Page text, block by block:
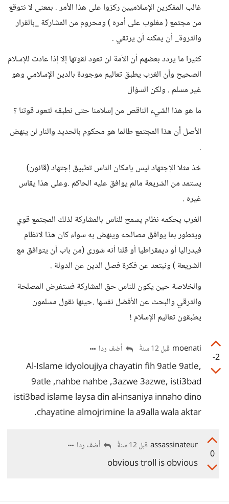
غالب المفكرين الإسلاميين ركزوا على هذا الأمر . بمعنى لا نتوقع
من مجتمع ( مغلوب على أمره ) ومحروم من المشاركة _بالقرار
والثروة_ أن يمكنه أن يرتقي .
كثيرا ما يردد بعضهم أن الأمة لن تعود لقوتها إلا إذا عادت للإسلام
الصحيح وأن الغرب يطبق تعاليم موجودة بالدين الإسلامي وهو
غير مسلم . ولكن السؤال
ما هو هذا الشيء الناقص من إسلامنا حتى نطبقه لتعود قوتنا ؟
الأصل أن هذا المجتمع طالما هو محكوم بالحديد والنار لن ينهض
.
خذ مثلا الإجتهاد ليس بإمكان الناس تطبيق إجتهاد (قانون)
يستمد من الشريعة مالم يوافق عليه الحاكم .وعلى هذا يقاس
غيره .
الغرب يحكمه نظام يسمح للناس بالمشاركة لذلك المجتمع قوي
ويتطور بما يوافق مصالحه وينهض به سواء كان هذا لانظام
فيدراليا أو ديمقراطيا أو قلنا أنه شورى (من باب أن يتوافق مع
الشريعة ) ونبتعد عن فكرة فصل الدين عن الدولة .
والخلاصة حين يكون للناس حق المشاركة فستفرض المصلحة
والترقي والبحث عن الأفضل نفسها .حينها نقول مسلمون
يطبقون تعاليم الإسلام !
-2
moenati قبل 12 سنةً أضف ردا
,Al-Islame idyoloujiya chayatin fih 9atle 9atle
9atle ,nahbe nahbe ,3azwe 3azwe, isti3bad
isti3bad islame laysa din al-insaniya innaho dino
chayatine almojrimine la a9alla wala aktar.
0
assassinateur قبل 12 سنةً أضف ردا
obvious troll is obvious